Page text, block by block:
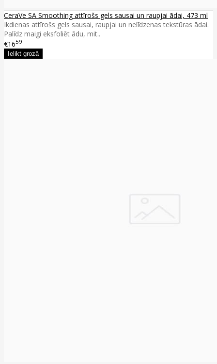
CeraVe SA Smoothing attīrošs gels sausai un raupjai ādai, 473 ml
Ikdienas attīrošs gels sausai, raupjai un nelīdzenas tekstūras ādai.
Palīdz maigi eksfoliēt ādu, mit..
€1659